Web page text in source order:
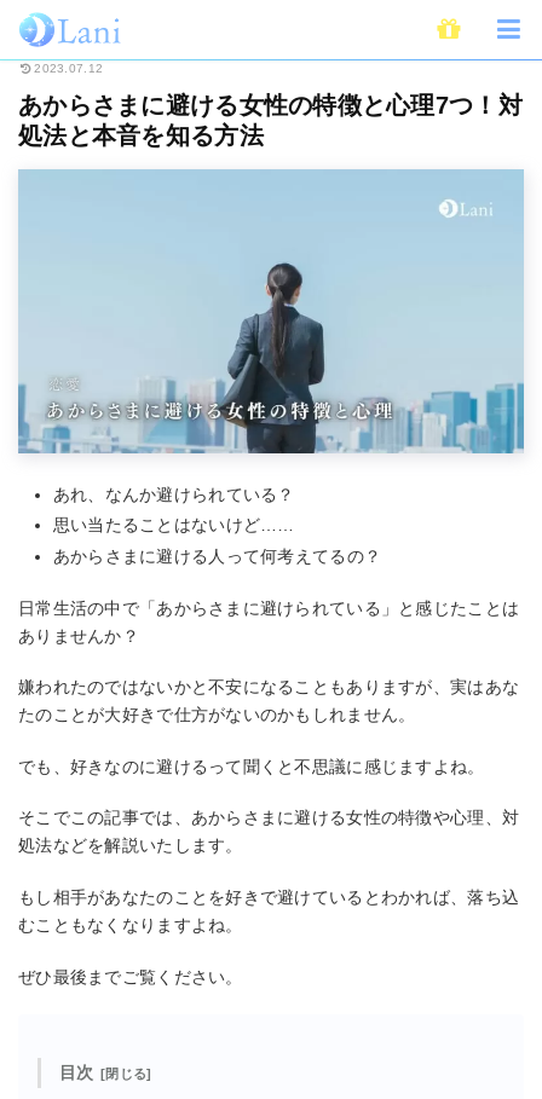
ホーム 恋愛 あからさまに避ける女性の特徴と心理7つ！対処法と本音を知
2023.07.12
あからさまに避ける女性の特徴と心理7つ！対
処法と本音を知る方法
あれ、なんか避けられている？
思い当たることはないけど……
あからさまに避ける人って何考えてるの？
日常生活の中で「あからさまに避けられている」と感じたことは
ありませんか？
嫌われたのではないかと不安になることもありますが、実はあな
たのことが大好きで仕方がないのかもしれません。
でも、好きなのに避けるって聞くと不思議に感じますよね。
そこでこの記事では、あからさまに避ける女性の特徴や心理、対
処法などを解説いたします。
もし相手があなたのことを好きで避けているとわかれば、落ち込
むこともなくなりますよね。
ぜひ最後までご覧ください。
目次